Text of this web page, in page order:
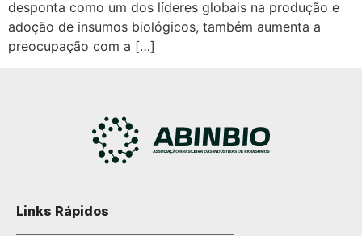
desponta como um dos líderes globais na produção e
adoção de insumos biológicos, também aumenta a
preocupação com a […]
Links Rápidos